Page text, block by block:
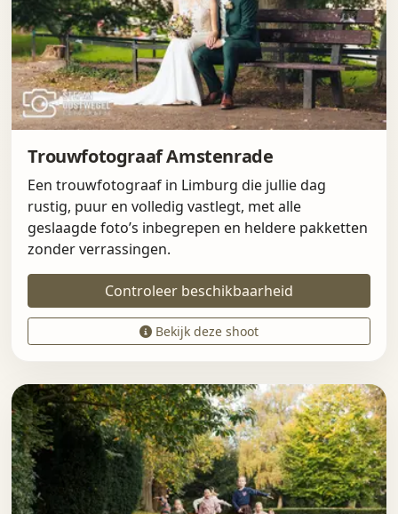
Trouwfotograaf Amstenrade
Een trouwfotograaf in Limburg die jullie dag
rustig, puur en volledig vastlegt, met alle
geslaagde foto’s inbegrepen en heldere pakketten
zonder verrassingen.
Controleer beschikbaarheid
Bekijk deze shoot